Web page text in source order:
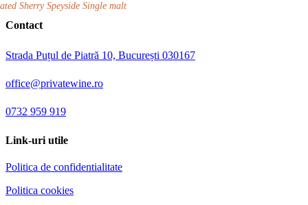
Sherry Speyside Single malt
Contact
Strada Puțul de Piatră 10, București 030167
office@privatewine.ro
0732 959 919
Link-uri utile
Politica de confidentialitate
Politica cookies